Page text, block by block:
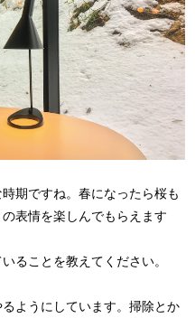
期ですね。春になったら桜も
表情を楽しんでもらえます
ることを教えてください。
ようにしています。掃除とか